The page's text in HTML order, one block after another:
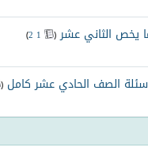
يخص الثاني عشر‏
(
1
2
)
الصف الحادي عشر كامل (